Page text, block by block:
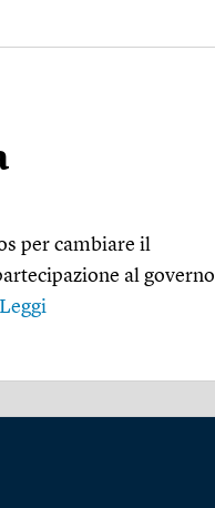
per cambiare il
al governo
Leggi